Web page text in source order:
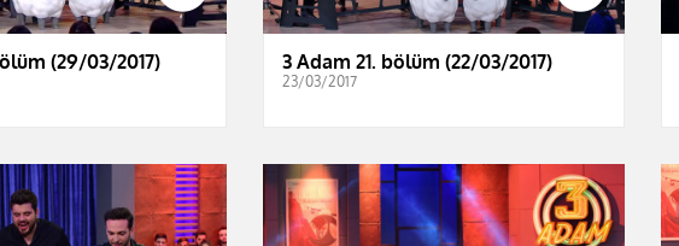
(29/03/2017) 3 Adam 21. bölüm (22/03/2017)
23/03/2017